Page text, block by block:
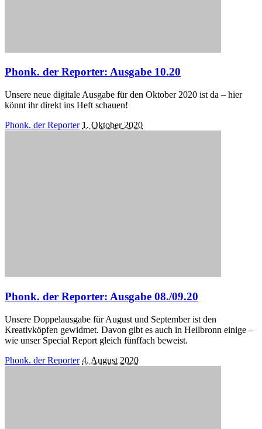
Phonk. der Reporter: Ausgabe 10.20
Unsere neue digitale Ausgabe für den Oktober 2020 ist da – hier
könnt ihr direkt ins Heft schauen!
Posted
Phonk. der Reporter 1. Oktober 2020
Phonk. der Reporter: Ausgabe 08./09.20
Unsere Doppelausgabe für August und September ist den
Kreativköpfen gewidmet. Davon gibt es auch in Heilbronn einige –
wie unser Special Report gleich fünffach beweist.
Posted
Phonk. der Reporter 4. August 2020